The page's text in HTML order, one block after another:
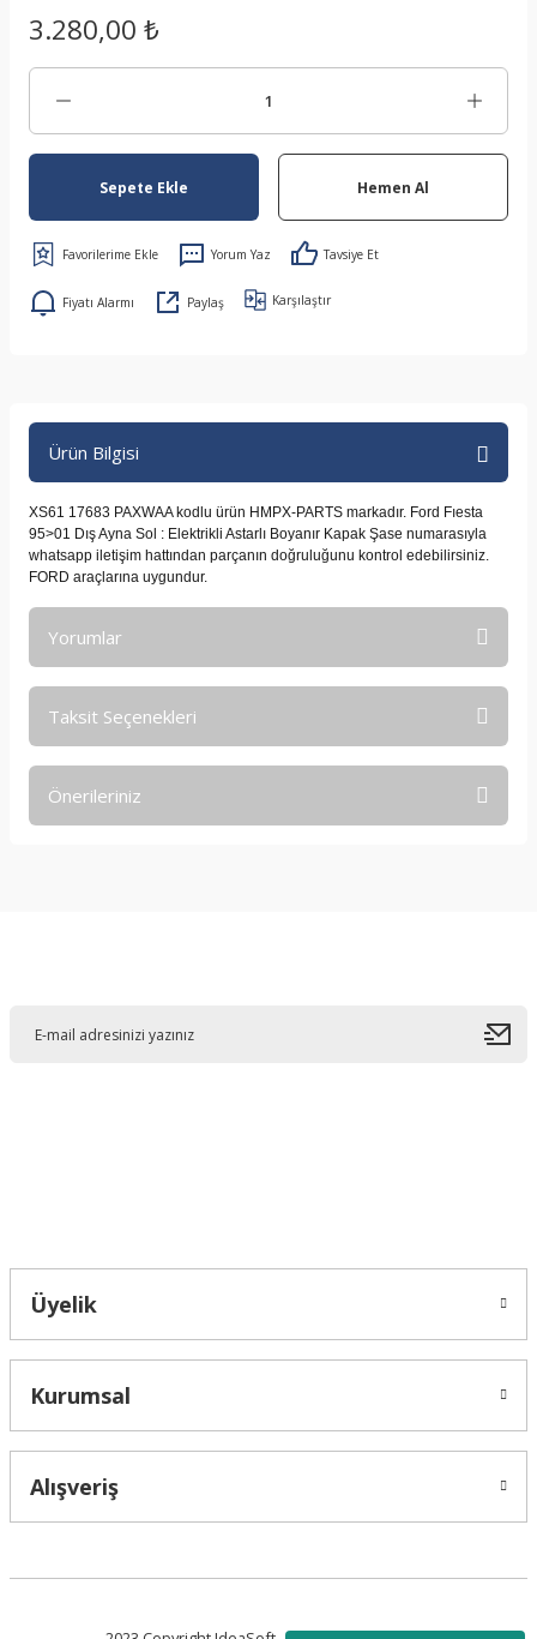
3.280,00 ₺
Sepete Ekle Hemen Al
Yorum Yaz Tavsiye Et
Fiyatı Alarmı Paylaş Karşılaştır
Ürün Bilgisi
XS61 17683 PAXWAA kodlu ürün HMPX-PARTS markadır. Ford Fıesta
95>01 Dış Ayna Sol : Elektrikli Astarlı Boyanır Kapak Şase numarasıyla
whatsapp iletişim hattından parçanın doğruluğunu kontrol edebilirsiniz.
FORD araçlarına uygundur.
Yorumlar
Taksit Seçenekleri
Önerileriniz
Üyelik
Kurumsal
Alışveriş